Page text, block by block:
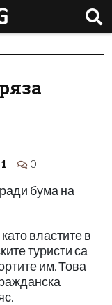
0
бума на
властите в
туристи са
им. Това